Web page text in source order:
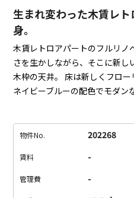
生まれ変わった木賃レ
身。
木賃レトロアパートのフルリノ
さを生かしながら、そこに新し
木枠の天井。 床は新しくフロー
ネイビーブルーの配色でモダン
なく、天井の仕様でお部屋の
スタブが小さめですが、水周り
み空間でのお家時間の始まり始
好立地。
駅からの道中は大型
物件No. 202268
賃料 -
管理費 -